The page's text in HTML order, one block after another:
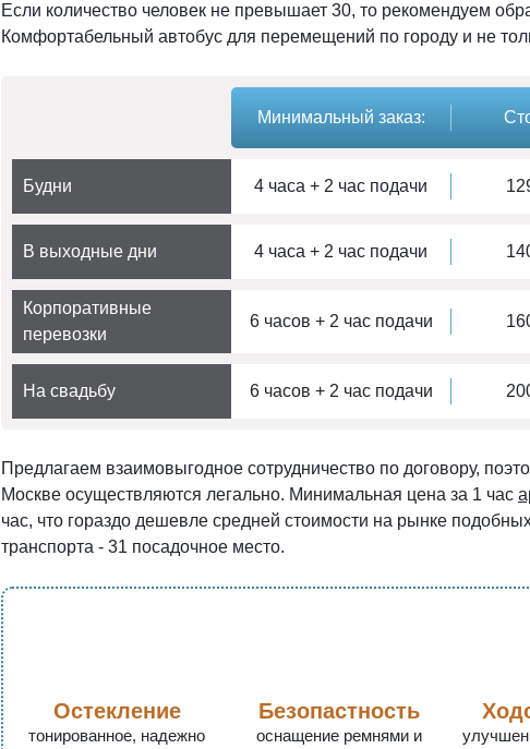
Если количество человек не превышает 30, то рекомендуем
Комфортабельный автобус для перемещений по городу и не
Минимальный заказ:
Будни 4 часа + 2 час подачи
В выходные дни 4 часа + 2 час подачи
Корпоративные
перевозки
6 часов + 2 час подачи
На свадьбу 6 часов + 2 час подачи
Предлагаем взаимовыгодное сотрудничество по договору,
Москве осуществляются легально. Минимальная цена за 1 час
час, что гораздо дешевле средней стоимости на рынке
транспорта - 31 посадочное место.
Остекление
тонированное, надежно
Безопастность
оснащение ремнями и